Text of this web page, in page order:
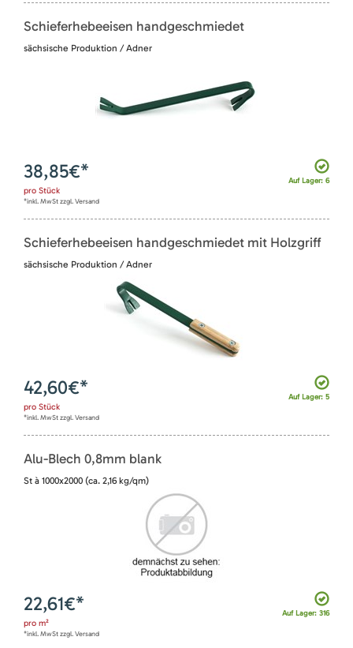
Schieferhebeeisen handgeschmiedet
sächsische Produktion / Adner
Auf Lager: 6
38,85€*
pro Stück
*inkl. MwSt zzgl. Versand
Schieferhebeeisen handgeschmiedet mit Holzgriff
sächsische Produktion / Adner
Auf Lager: 5
42,60€*
pro Stück
*inkl. MwSt zzgl. Versand
Alu-Blech 0,8mm blank
St à 1000x2000 (ca. 2,16 kg/qm)
Auf Lager: 316
22,61€*
pro m²
*inkl. MwSt zzgl. Versand